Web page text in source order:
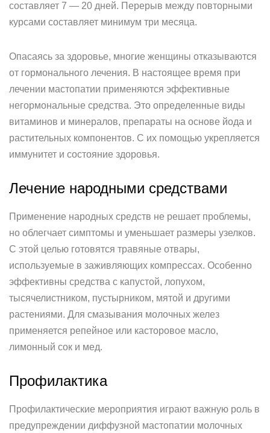
составляет 7 — 20 дней. Перерыв между повторными
курсами составляет минимум три месяца.
Опасаясь за здоровье, многие женщины отказываются
от гормонального лечения. В настоящее время при
лечении мастопатии применяются эффективные
негормональные средства. Это определенные виды
витаминов и минералов, препараты на основе йода и
растительных компонентов. С их помощью укрепляется
иммунитет и состояние здоровья.
Лечение народными средствами
Применение народных средств не решает проблемы,
но облегчает симптомы и уменьшает размеры узелков.
С этой целью готовятся травяные отвары,
используемые в заживляющих компрессах. Особенно
эффективны средства с капустой, лопухом,
тысячелистником, пустырником, мятой и другими
растениями. Для смазывания молочных желез
применяется репейное или касторовое масло,
лимонный сок и мед.
Профилактика
Профилактические мероприятия играют важную роль в
предупреждении диффузной мастопатии молочных